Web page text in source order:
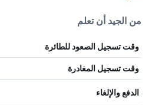
من الجيد أن تعلم
وقت تسجيل الصعود للطائرة
وقت تسجيل المغادرة
الدفع والإلغاء